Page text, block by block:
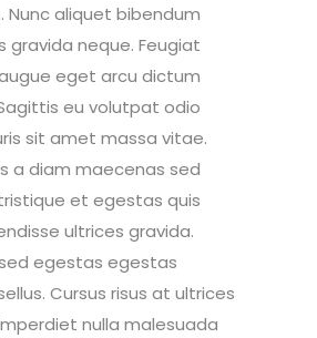
Nunc aliquet bibendum
gravida neque. Feugiat
eget arcu dictum
eu volutpat odio
sit amet massa vitae.
a diam maecenas sed
et egestas quis
ultrices gravida.
egestas egestas
Cursus risus at ultrices
nulla malesuada